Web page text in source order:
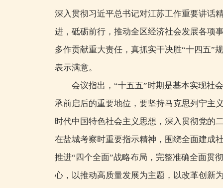
深入贯彻习近平总书记对江苏工作重要讲话
进，砥砺前行，推动全区经济社会发展各项
多作贡献重大责任，真抓实干决胜“十四五”
表示满意。
会议指出，“十五五”时期是基本实现社
承前启后的重要地位，要坚持马克思列宁主
时代中国特色社会主义思想，深入贯彻党的
在盐城考察时重要指示精神，围绕全面建成
推进“四个全面”战略布局，完整准确全面贯
心，以推动高质量发展为主题，以改革创新